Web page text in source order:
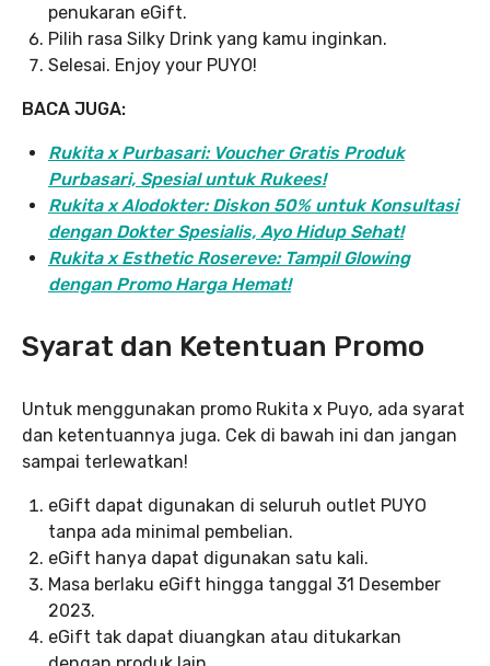
penukaran eGift.
Pilih rasa Silky Drink yang kamu inginkan.
Selesai. Enjoy your PUYO!
BACA JUGA:
Rukita x Purbasari: Voucher Gratis Produk
Purbasari, Spesial untuk Rukees!
Rukita x Alodokter: Diskon 50% untuk Konsultasi
dengan Dokter Spesialis, Ayo Hidup Sehat!
Rukita x Esthetic Rosereve: Tampil Glowing
dengan Promo Harga Hemat!
Syarat dan Ketentuan Promo
Untuk menggunakan promo Rukita x Puyo, ada syarat
dan ketentuannya juga. Cek di bawah ini dan jangan
sampai terlewatkan!
eGift dapat digunakan di seluruh outlet PUYO
tanpa ada minimal pembelian.
eGift hanya dapat digunakan satu kali.
Masa berlaku eGift hingga tanggal 31 Desember
2023.
eGift tak dapat diuangkan atau ditukarkan